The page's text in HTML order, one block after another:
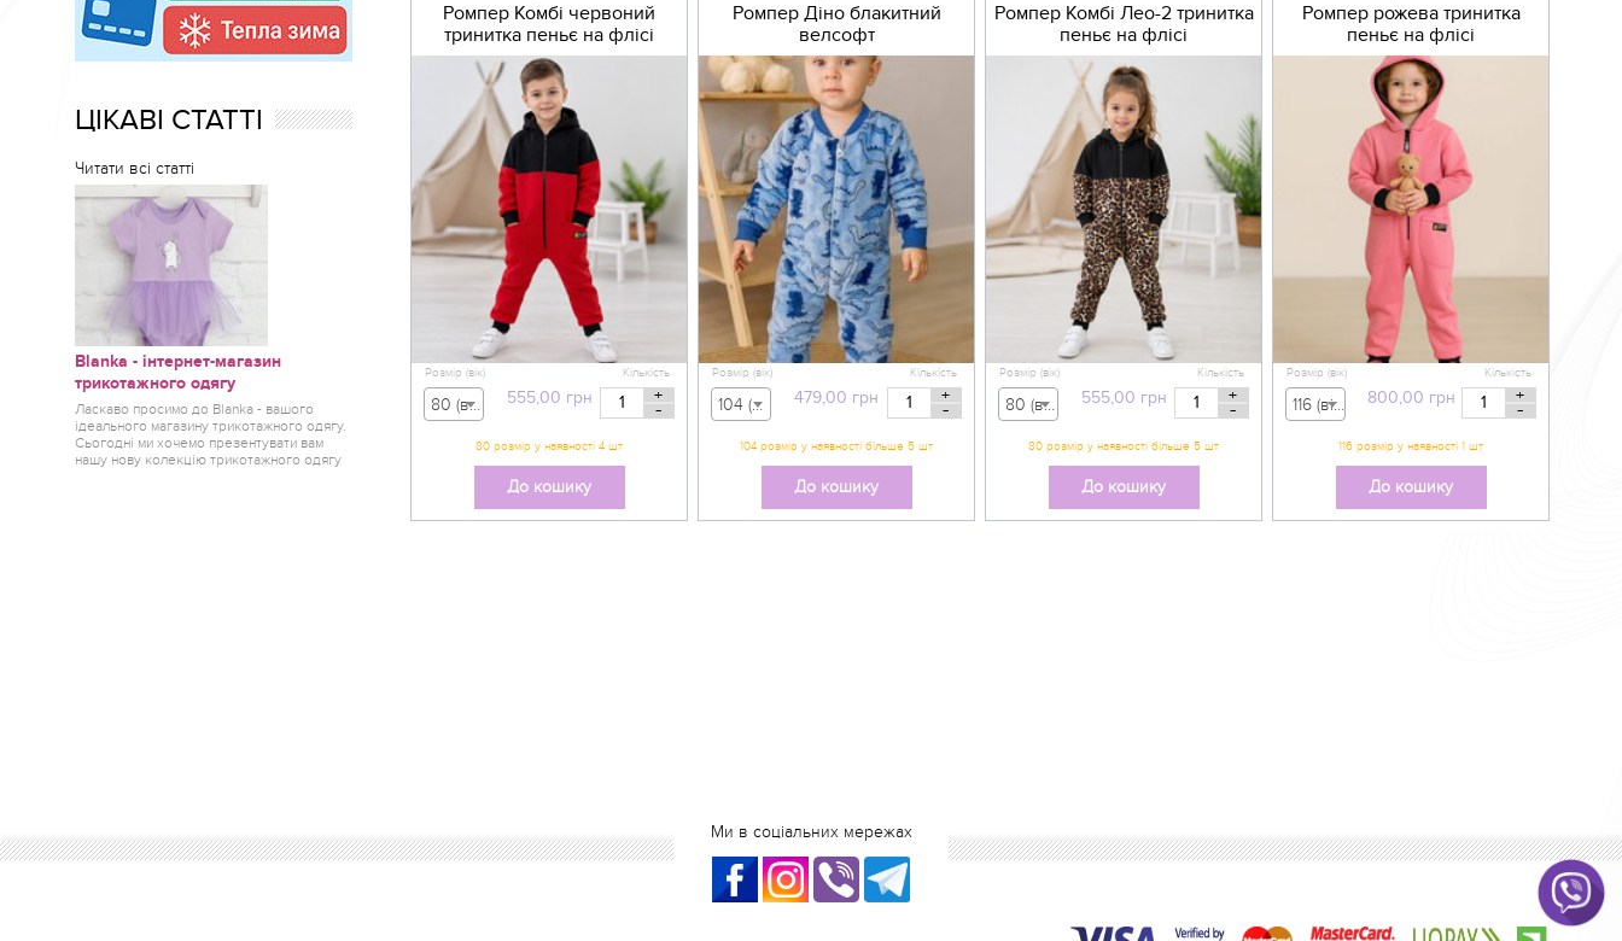
ЦІКАВІ СТАТТІ
Читати всі статті
Blanka - інтернет-магазин
трикотажного одягу
Ласкаво просимо до Blanka - вашого
ідеального магазину трикотажного одягу.
Сьогодні ми хочемо презентувати вам
нашу нову колекцію трикотажного одягу
Ромпер Комбі червоний
тринитка пеньє на флісі
555,00 грн
Розмір (вік)
80 (вік 9-12 міс) - 555,00 грн
Кількість
+
-
До кошику
Ромпер Діно блакитний
велсофт
479,00 грн
Розмір (вік)
104 (вік 3-4 р) - 479,00 грн
Кількість
+
-
До кошику
Ромпер Комбі Лео-2 тринитка
пеньє на флісі
555,00 грн
Розмір (вік)
80 (вік 9-12 міс) - 555,00 грн
Кількість
+
-
До кошику
Ромпер рожева тринитка
пеньє на флісі
800,00 грн
Розмір (вік)
116 (вік 5-6 р) - 800,00 грн
Кількість
+
-
До кошику
Ми в соціальних мережах